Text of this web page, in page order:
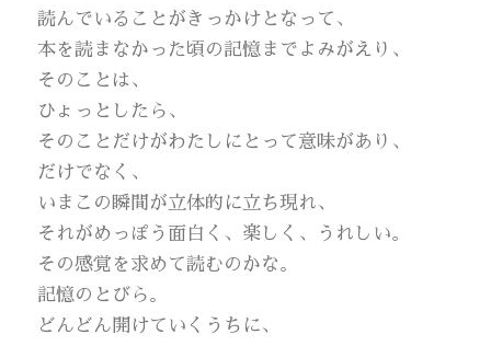
読んでいることがきっかけとなって、
本を読まなかった頃の記憶までよみがえり、
そのことは、
ひょっとしたら、
そのことだけがわたしにとって意味があり、
だけでなく、
いまこの瞬間が立体的に立ち現れ、
それがめっぽう面白く、楽しく、うれしい。
その感覚を求めて読むのかな。
記憶のとびら。
どんどん開けていくうちに、